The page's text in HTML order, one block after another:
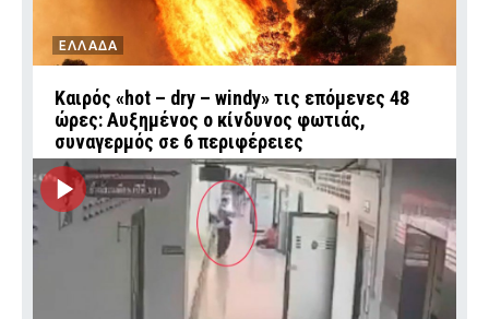
ΕΛΛΑΔΑ
Καιρός «hot – dry – windy» τις επόμενες 48
ώρες: Αυξημένος ο κίνδυνος φωτιάς,
συναγερμός σε 6 περιφέρειες